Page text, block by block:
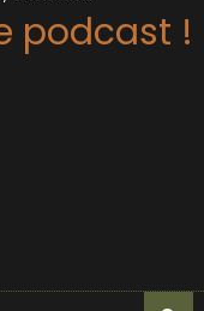
podcast !